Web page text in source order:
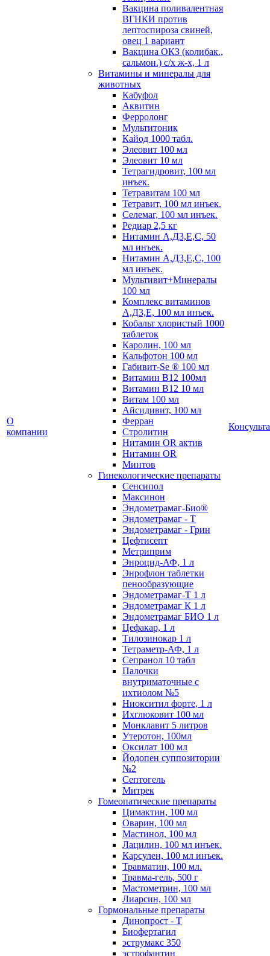
О
компании
Вакцина поливалентная
ВГНКИ против
лептоспироза свиней,
овец 1 вариант
Вакцина ОКЗ (колибак.,
сальмон.) с/х ж-х, 1 л
Витамины и минералы для
животных
Кабуфол
Аквитин
Ферролонг
Мультитоник
Кайод 1000 табл.
Элеовит 100 мл
Элеовит 10 мл
Тетрагидровит, 100 мл
инъек.
Тетравитам 100 мл
Тетравит, 100 мл инъек.
Селемаг, 100 мл инъек.
Редиар 2,5 кг
Нитамин А,Д3,Е,С, 50
мл инъек.
Нитамин А,Д3,Е,С, 100
мл инъек.
Мультивит+Минералы
100 мл
Комплекс витаминов
А,Д3,Е, 100 мл инъек.
Кобальт хлористый 1000
таблеток
Каролин, 100 мл
Кальфотон 100 мл
Габивит-Se ® 100 мл
Витамин В12 100мл
Витамин В12 10 мл
Витам 100 мл
Айсидивит, 100 мл
Ферран
Стролитин
Нитамин OR актив
Нитамин OR
Минтов
Гинекологические препараты
Сенсипол
Максинон
Эндометрамаг-Био®
Эндометрамаг - Т
Эндометрамаг - Грин
Цефтисепт
Метриприм
Энроцид-АФ, 1 л
Энрофлон таблетки
пенообразующие
Эндометрамаг-Т 1 л
Эндометрамаг К 1 л
Эндометрамаг БИО 1 л
Цефакар, 1 л
Тилозинокар 1 л
Тетраметр-АФ, 1 л
Сепранол 10 табл
Палочки
внутриматочные с
ихтиолом №5
Ниокситил форте, 1 л
Ихглюковит 100 мл
Монклавит 5 литров
Утеротон, 100мл
Оксилат 100 мл
Йодопен суппозитории
№2
Септогель
Митрек
Гомеопатические препараты
Цимактин, 100 мл
Оварин, 100 мл
Мастинол, 100 мл
Лацилин, 100 мл инъек.
Карсулен, 100 мл инъек.
Травматин, 100 мл.
Травма-гель, 500 г
Мастометрин, 100 мл
Лиарсин, 100 мл
Гормональные препараты
Динопрост - Т
Биофертагил
эструмакс 350
эстрофантин